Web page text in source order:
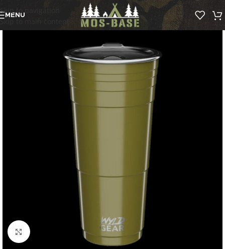
Skip to navigation
Skip to main content
MENU
Click to enlarge